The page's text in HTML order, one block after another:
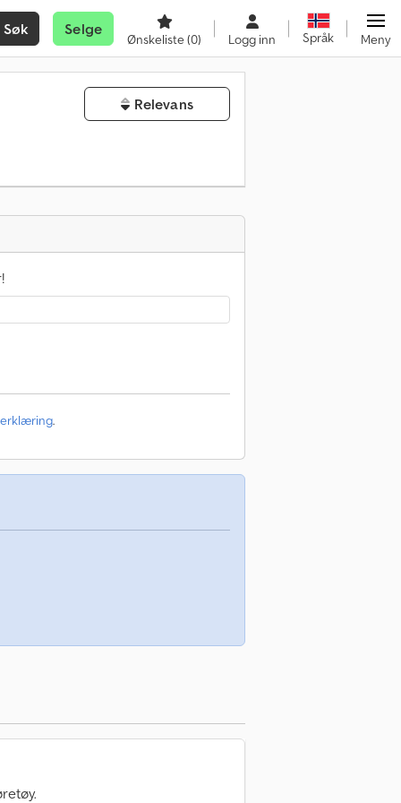
Søk Selge
Ønskeliste(0) Logg inn Språk Meny
Relevans
.